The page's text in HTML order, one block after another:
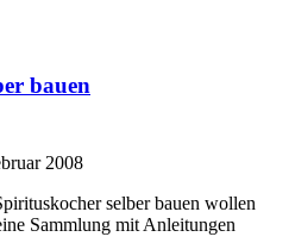
bauen
2008
selber bauen wollen
Sammlung mit Anleitungen